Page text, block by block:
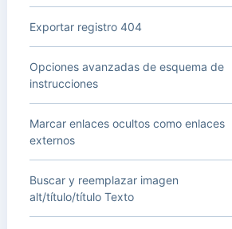
Exportar registro 404
Opciones avanzadas de esquema de
instrucciones
Marcar enlaces ocultos como enlaces
externos
Buscar y reemplazar imagen
alt/título/título Texto